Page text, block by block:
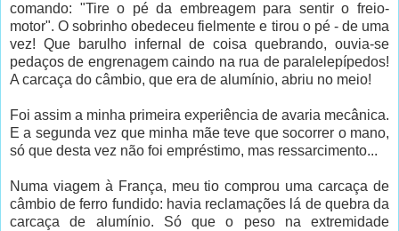
comando: "Tire o pé da embreagem para sentir o freio-
motor". O sobrinho obedeceu fielmente e tirou o pé - de uma
vez! Que barulho infernal de coisa quebrando, ouvia-se
pedaços de engrenagem caindo na rua de paralelepípedos!
A carcaça do câmbio, que era de alumínio, abriu no meio!
Foi assim a minha primeira experiência de avaria mecânica.
E a segunda vez que minha mãe teve que socorrer o mano,
só que desta vez não foi empréstimo, mas ressarcimento...
Numa viagem à França, meu tio comprou uma carcaça de
câmbio de ferro fundido: havia reclamações lá de quebra da
carcaça de alumínio. Só que o peso na extremidade